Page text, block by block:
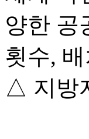
양한 공
횟수,
△ 지방